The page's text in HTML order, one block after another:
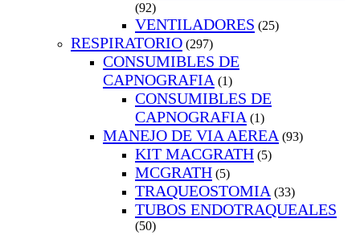
(92)
VENTILADORES (25)
RESPIRATORIO (297)
CONSUMIBLES DE
CAPNOGRAFIA (1)
CONSUMIBLES DE
CAPNOGRAFIA (1)
MANEJO DE VIA AEREA (93)
KIT MACGRATH (5)
MCGRATH (5)
TRAQUEOSTOMIA (33)
TUBOS ENDOTRAQUEALES
(50)